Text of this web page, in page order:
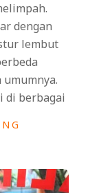
dengan
lembut
di berbagai